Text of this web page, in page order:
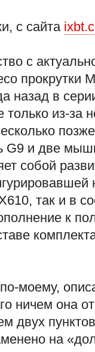
с сайта
с
прокрутки
назад в
только из-за
G9 и две
собой
так и в
к
моему,
ничем она
двух
на